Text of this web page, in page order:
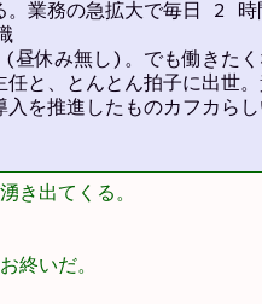
る。業務の急拡大で毎日
み無し)。でも働きたく
、とんとん拍子に出世。
を推進したものカフカらし
き出てくる。
終いだ。